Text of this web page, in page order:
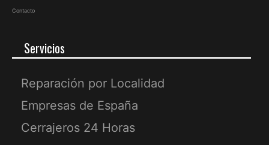
Contacto
Servicios
Reparación por Localidad
Empresas de España
Cerrajeros 24 Horas